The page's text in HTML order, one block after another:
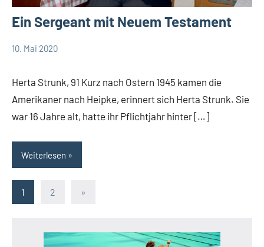
Ein Sergeant mit Neuem Testament
zuende
ging
Leopoldshöhe
Thema
10. Mai 2020
Herta Strunk, 91 Kurz nach Ostern 1945 kamen die
Amerikaner nach Heipke, erinnert sich Herta Strunk. Sie
war 16 Jahre alt, hatte ihr Pflichtjahr hinter […]
Weiterlesen
Seitennummerierung
Beiträge
1 2
Nächste
»